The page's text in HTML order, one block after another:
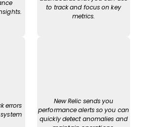
to track and focus on key
metrics.
errors
New Relic sends you
performance alerts so you can
quickly detect anomalies and